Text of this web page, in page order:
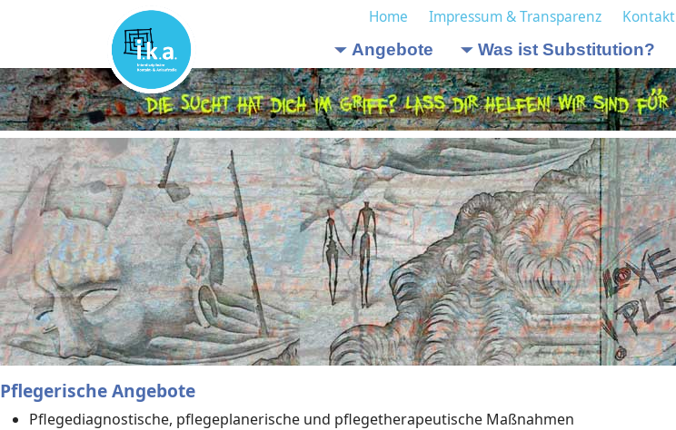
Home Impressum & Transparenz Kontakt
Angebote
Was ist Substitution?
Pflegerische Angebote
Pflegediagnostische, pflegeplanerische und pflegetherapeutische Maßnahmen